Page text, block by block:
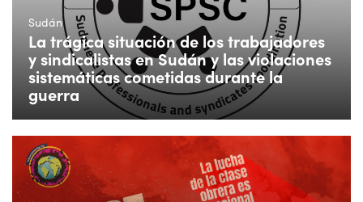
Sudán
La trágica situación de los trabajadores
y sindicalistas en Sudán y las violaciones
sistemáticas cometidas durante la
guerra